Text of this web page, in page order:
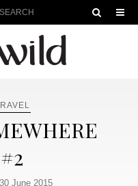
June 2015